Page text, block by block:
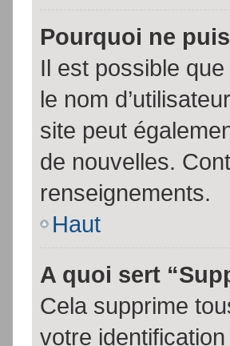
Pourquoi ne
Il est possible
le nom
site peut
de nouvelles.
renseignements.
Haut
A quoi sert
Cela supprime
votre